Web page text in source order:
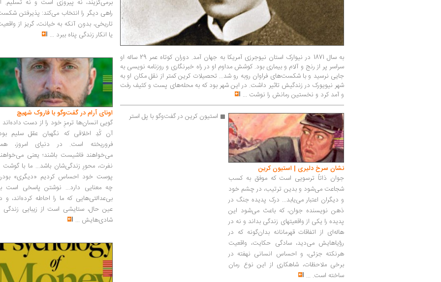
به سال 1871 در نیوارک استان نیوجرزی آمریکا به جهان آمد. دوران کوتاه عمر 29 ساله او
سراسر پر از رنج و آلام و بیماری بود. کوشش مداوم او در راه خبرنگاری و روزنامه نویسی به
جایی نرسید و با شکست‌های فراوان روبه رو شد... تحصیلات کرین کمتر از نقل مکان او به
شهر نیویورک در زندگیش تاثیر داشت. در این شهر بود که به محله‌های پست و کثیف رفت
و آمد کرد و نخستین رمانش را نوشت ...
نشان سرخ دلیری | استیون کرین
جوان ذاتاً ترسویی است که موفق به کسب
شجاعت می‌شود و بدین ترتیب، در چشم خود
و دیگران اعتبار می‌یابد... درک پدیده جنگ در
ذهن نویسنده جوان، که باعث می‌شود این
پدیده را یکی از واقعیتهای زندگی بداند و نه در
هاله‌ای از اتفاقات قهرمانانه بدان‌گونه که در
رؤیاهایش می‌دید، سادگی حکایت، واقعیت
هرنکته جزئی، و احساس انسانی نهفته در
برخی ملاحظات، شاهکاری از این نوع رمان
ساخته است. ...
استیون کرین در گفت‌وگو با پل استر
برمی‌گزیند، نه پیروزی است و نه تسلیم.
راهی دیگر را انتخاب می‌کند: پذیرفتن
تاریخی، بدون آنکه به خیانت، گریز از
یا انکار زندگی پناه ببرد ...
اونای آرام در گفت‌وگو با فاروک شهیچ‭
گویی انسان‌ها ترمزِ خود را از دست داده‌اند
آن کُدِ اخلاقی که نگهبان عقل سلیم
فروریخته است. در دنیای امروز،
می‌خواهند فاشیست باشند؛ یعنی
نفرت، محورِ زندگی‌شان باشد... ما با گوشت
پوست خود احساس کردیم «دیگری»
چه معنایی دارد... نوشتن پاسخی است
بی‌عدالتی‌هایی که ما را احاطه کرده‌اند، و
عین حال، ستایشی است از زیبایی زندگی
شادی‌هایش ...